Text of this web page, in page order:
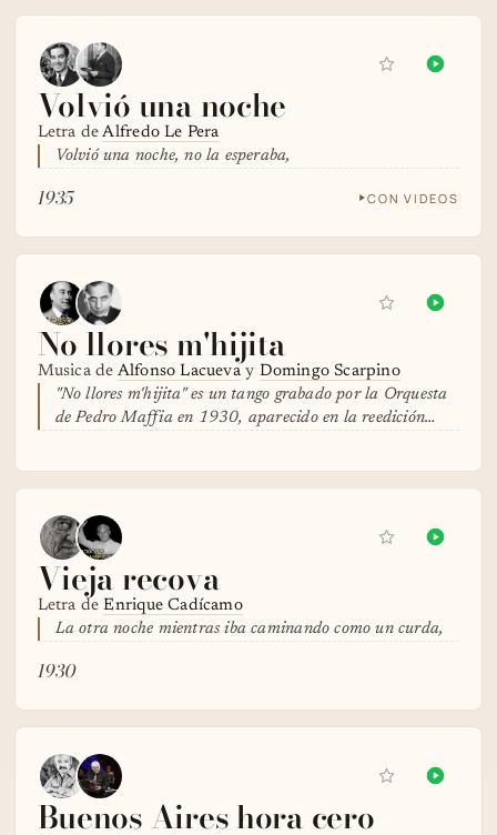
Volvió una noche
Letra deAlfredo Le Pera
Volvió una noche, no la esperaba,
1935 CON VIDEOS
No llores m'hijita
Musica de Alfonso Lacuevay Domingo Scarpino
"No llores m'hijita" es un tango grabado por la Orquesta
de Pedro Maffia en 1930, aparecido en la reedición…
Vieja recova
Letra deEnrique Cadícamo
La otra noche mientras iba caminando como un curda,
1930
Buenos Aires hora cero